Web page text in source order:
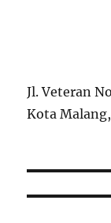
Jl. Veteran
Kota